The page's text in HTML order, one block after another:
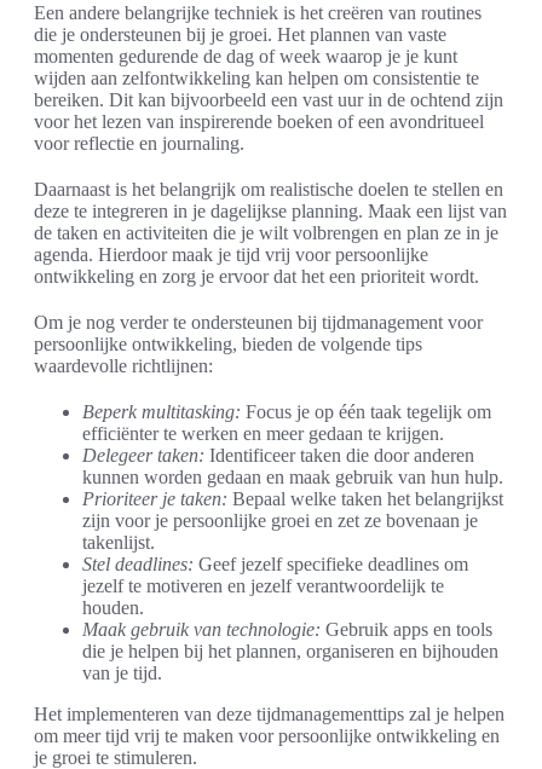
Een andere belangrijke techniek is het creëren van routines
die je ondersteunen bij je groei. Het plannen van vaste
momenten gedurende de dag of week waarop je je kunt
wijden aan zelfontwikkeling kan helpen om consistentie te
bereiken. Dit kan bijvoorbeeld een vast uur in de ochtend zijn
voor het lezen van inspirerende boeken of een avondritueel
voor reflectie en journaling.
Daarnaast is het belangrijk om realistische doelen te stellen en
deze te integreren in je dagelijkse planning. Maak een lijst van
de taken en activiteiten die je wilt volbrengen en plan ze in je
agenda. Hierdoor maak je tijd vrij voor persoonlijke
ontwikkeling en zorg je ervoor dat het een prioriteit wordt.
Om je nog verder te ondersteunen bij tijdmanagement voor
persoonlijke ontwikkeling, bieden de volgende tips
waardevolle richtlijnen:
Beperk multitasking: Focus je op één taak tegelijk om
efficiënter te werken en meer gedaan te krijgen.
Delegeer taken: Identificeer taken die door anderen
kunnen worden gedaan en maak gebruik van hun hulp.
Prioriteer je taken: Bepaal welke taken het belangrijkst
zijn voor je persoonlijke groei en zet ze bovenaan je
takenlijst.
Stel deadlines: Geef jezelf specifieke deadlines om
jezelf te motiveren en jezelf verantwoordelijk te
houden.
Maak gebruik van technologie: Gebruik apps en tools
die je helpen bij het plannen, organiseren en bijhouden
van je tijd.
Het implementeren van deze tijdmanagementtips zal je helpen
om meer tijd vrij te maken voor persoonlijke ontwikkeling en
je groei te stimuleren.